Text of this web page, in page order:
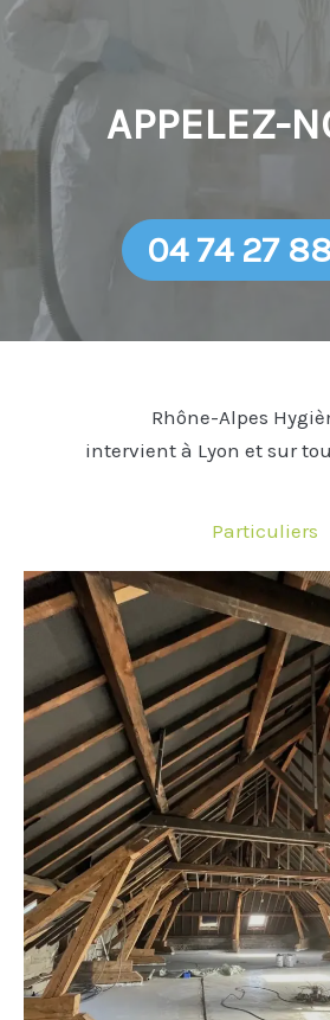
APPELEZ-
04 74 27
Rhône-Alpes
intervient à Lyon et sur
Particuliers